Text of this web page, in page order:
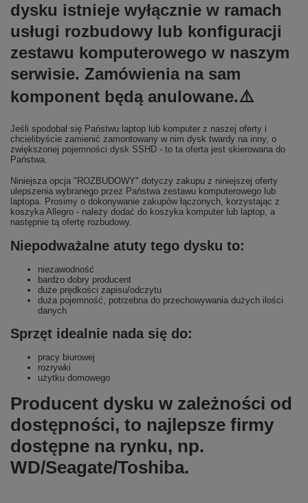
dysku istnieje wyłącznie w ramach
usługi rozbudowy lub konfiguracji
zestawu komputerowego w naszym
serwisie. Zamówienia na sam
komponent będą anulowane.⚠️
Jeśli spodobał się Państwu laptop lub komputer z naszej oferty i
chcielibyście zamienić zamontowany w nim dysk twardy na inny, o
zwiększonej pojemności dysk SSHD - to ta oferta jest skierowana do
Państwa.
Niniejsza opcja "ROZBUDOWY" dotyczy zakupu z niniejszej oferty
ulepszenia wybranego przez Państwa zestawu komputerowego lub
laptopa. Prosimy o dokonywanie zakupów łączonych, korzystając z
koszyka Allegro - należy dodać do koszyka komputer lub laptop, a
następnie tą ofertę rozbudowy.
Niepodważalne atuty tego dysku to:
niezawodność
bardzo dobry producent
duże prędkości zapisu/odczytu
duża pojemność, potrzebna do przechowywania dużych ilości
danych
Sprzęt idealnie nada się do:
pracy biurowej
rozrywki
użytku domowego
Producent dysku w zależności od
dostępności, to najlepsze firmy
dostępne na rynku, np.
WD/Seagate/Toshiba.